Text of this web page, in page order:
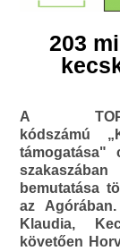
203
A TOP-
kódszámú
támogatása"
bemutatása
az
Klaudia,
követően